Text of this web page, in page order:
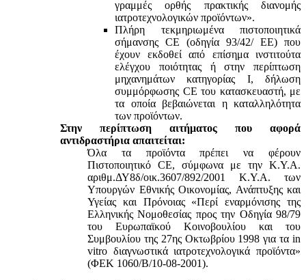
γραμμές ορθής πρακτικής διανομής
ιατροτεχνολογικών προϊόντων».
Πλήρη τεκμηριωμένα πιστοποιητικά
σήμανσης CE (οδηγία 93/42/ ΕΕ) που
έχουν εκδοθεί από επίσημα ινστιτούτα
ελέγχου ποιότητας ή στην περίπτωση
μηχανημάτων κατηγορίας Ι, δήλωση
συμμόρφωσης CE του κατασκευαστή, με
τα οποία βεβαιώνεται η καταλληλότητα
των προϊόντων.
Στην περίπτωση αιτήματος που αφορά
αντιδραστήρια απαιτείται:
Όλα τα προϊόντα πρέπει να φέρουν
Πιστοποιητικό CE, σύμφωνα με την Κ.Υ.Α.
αριθμ.ΔΥ8δ/οικ.3607/892/2001 Κ.Υ.Α. των
Υπουργών Εθνικής Οικονομίας, Ανάπτυξης και
Υγείας και Πρόνοιας «Περί εναρμόνισης της
Ελληνικής Νομοθεσίας προς την Οδηγία 98/79
του Ευρωπαϊκού Κοινοβουλίου και του
Συμβουλίου της 27ης Οκτωβρίου 1998 για τα in
vitro διαγνωστικά ιατροτεχνολογικά προϊόντα»
(ΦΕΚ 1060/Β/10-08-2001).